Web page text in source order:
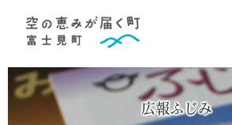
広報ふじみ